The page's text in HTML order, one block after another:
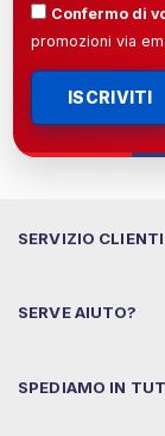
Confermo di
promozioni via
ISCRIVITI
SERVIZIO CLIENTI
SERVE AIUTO?
SPEDIAMO IN